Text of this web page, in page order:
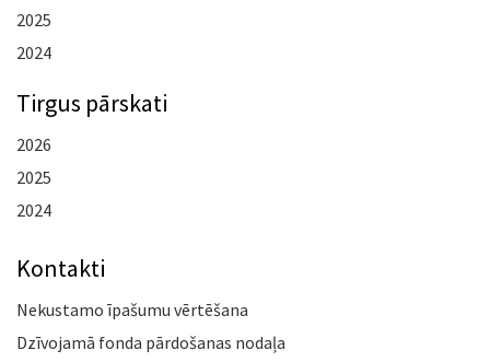
2025
2024
Tirgus pārskati
2026
2025
2024
Kontakti
Nekustamo īpašumu vērtēšana
Dzīvojamā fonda pārdošanas nodaļa